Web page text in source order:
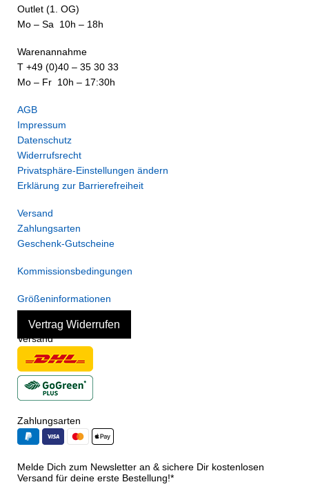
Outlet (1. OG)
Mo – Sa 10h – 18h
Warenannahme
T +49 (0)40 – 35 30 33
Mo – Fr 10h – 17:30h
AGB
Impressum
Datenschutz
Widerrufsrecht
Privatsphäre-Einstellungen ändern
Erklärung zur Barrierefreiheit
Versand
Zahlungsarten
Geschenk-Gutscheine
Kommissionsbedingungen
Größeninformationen
Vertrag Widerrufen
Versand
Zahlungsarten
Melde Dich zum Newsletter an & sichere Dir kostenlosen
Versand für deine erste Bestellung!*